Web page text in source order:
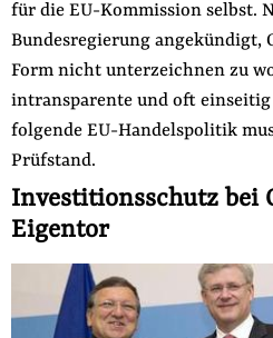
für die EU-Kommission selbst.
Bundesregierung angekündigt,
Form nicht unterzeichnen zu
intransparente und oft
folgende EU-Handelspolitik
Prüfstand.
Investitionsschutz bei
Eigentor